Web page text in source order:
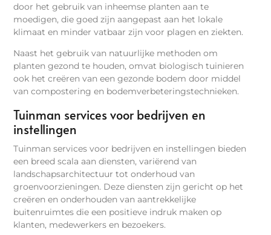
door het gebruik van inheemse planten aan te
moedigen, die goed zijn aangepast aan het lokale
klimaat en minder vatbaar zijn voor plagen en ziekten.
Naast het gebruik van natuurlijke methoden om
planten gezond te houden, omvat biologisch tuinieren
ook het creëren van een gezonde bodem door middel
van compostering en bodemverbeteringstechnieken.
Tuinman services voor bedrijven en
instellingen
Tuinman services voor bedrijven en instellingen bieden
een breed scala aan diensten, variërend van
landschapsarchitectuur tot onderhoud van
groenvoorzieningen. Deze diensten zijn gericht op het
creëren en onderhouden van aantrekkelijke
buitenruimtes die een positieve indruk maken op
klanten, medewerkers en bezoekers.